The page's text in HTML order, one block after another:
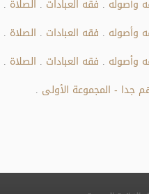
وأصوله فقه العبادات الصلاة
وأصوله فقه العبادات الصلاة
وأصوله فقه العبادات الصلاة
جدا - المجموعة الأولى